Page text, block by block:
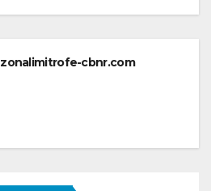
zonalimitrofe-cbnr.com